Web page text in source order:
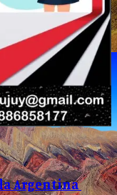
la Argentina